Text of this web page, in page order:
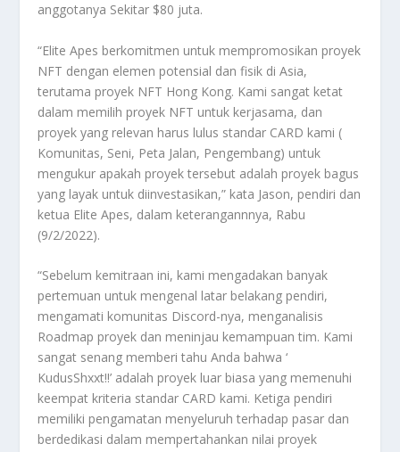
anggotanya Sekitar $80 juta.
“Elite Apes berkomitmen untuk mempromosikan proyek
NFT dengan elemen potensial dan fisik di Asia,
terutama proyek NFT Hong Kong. Kami sangat ketat
dalam memilih proyek NFT untuk kerjasama, dan
proyek yang relevan harus lulus standar CARD kami (
Komunitas, Seni, Peta Jalan, Pengembang) untuk
mengukur apakah proyek tersebut adalah proyek bagus
yang layak untuk diinvestasikan,” kata Jason, pendiri dan
ketua Elite Apes, dalam keterangannnya, Rabu
(9/2/2022).
“Sebelum kemitraan ini, kami mengadakan banyak
pertemuan untuk mengenal latar belakang pendiri,
mengamati komunitas Discord-nya, menganalisis
Roadmap proyek dan meninjau kemampuan tim. Kami
sangat senang memberi tahu Anda bahwa ‘
KudusShxxt!!’ adalah proyek luar biasa yang memenuhi
keempat kriteria standar CARD kami. Ketiga pendiri
memiliki pengamatan menyeluruh terhadap pasar dan
berdedikasi dalam mempertahankan nilai proyek